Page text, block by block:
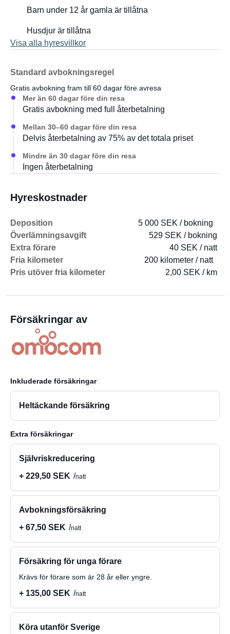
Barn under 12 år gamla är tillåtna
Husdjur är tillåtna
Visa alla hyresvillkor
Standard avbokningsregel
Gratis avbokning fram till 60 dagar före avresa
Mer än 60 dagar före din resa
Gratis avbokning med full återbetalning
Mellan 30–60 dagar före din resa
Delvis återbetalning av 75% av det totala priset
Mindre än 30 dagar före din resa
Ingen återbetalning
Hyreskostnader
Deposition
5 000 SEK / bokning
Överlämningsavgift
529 SEK / bokning
Extra förare
40 SEK / natt
Fria kilometer
200 kilometer / natt
Pris utöver fria kilometer
2,00 SEK / km
Försäkringar av
Inkluderade försäkringar
Heltäckande försäkring
Extra försäkringar
Självriskreducering
+ 229,50 SEK
natt
Avbokningsförsäkring
+ 67,50 SEK
natt
Försäkring för unga förare
Krävs för förare som är 28 år eller yngre.
+ 135,00 SEK natt
Köra utanför Sverige